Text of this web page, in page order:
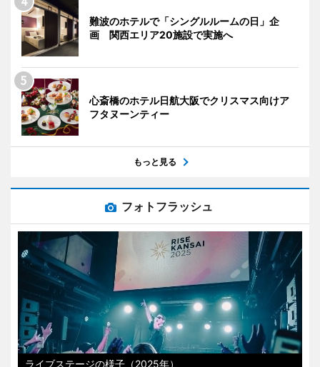
難波のホテルで「シングルルームの日」企
画 関西エリア20施設で実施へ
心斎橋のホテル日航大阪でクリスマス向けア
フタヌーンティー
もっと見る
フォトフラッシュ
ライブステージの様子（2025年）